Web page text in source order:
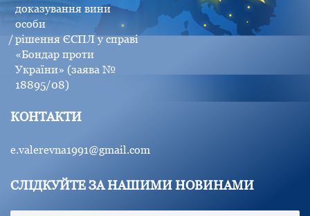
доказування вини
особи
рішення ЄСПЛ у справі
«Бондар проти
України» (заява №
18895/08)
КОНТАКТИ
e.valerevna1991@gmail.com
СЛІДКУЙТЕ ЗА НАШИМИ НОВИНАМИ